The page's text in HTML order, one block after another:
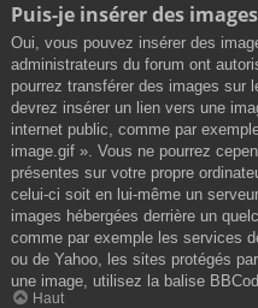
Puis-je insérer des
Oui, vous pouvez insérer des
administrateurs du forum ont
pourrez transférer des images sur
devrez insérer un lien vers une
internet public, comme par
image.gif ». Vous ne pourrez
présentes sur votre propre
celui-ci soit en lui-même un
images hébergées derrière un
comme par exemple les services
ou de Yahoo, les sites protégés
une image, utilisez la balise
Haut